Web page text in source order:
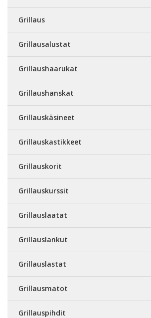
Grillaus
Grillausalustat
Grillaushaarukat
Grillaushanskat
Grillauskäsineet
Grillauskastikkeet
Grillauskorit
Grillauskurssit
Grillauslaatat
Grillauslankut
Grillauslastat
Grillausmatot
Grillauspihdit